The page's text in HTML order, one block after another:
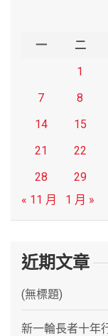
一 二
1
7
8
14
15
21
22
28
29
« 11 月
1 月 »
近期文章
(無標題)
新一輪長者十年